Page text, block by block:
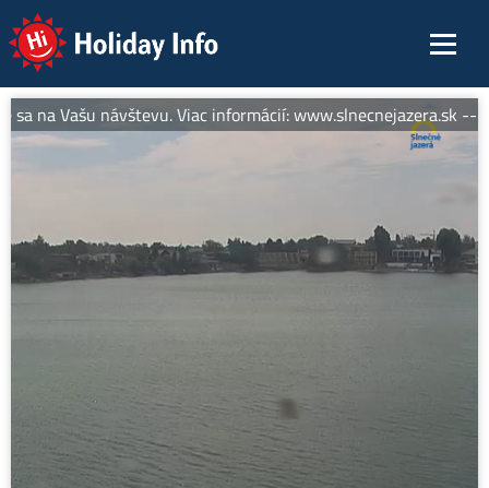
Holiday Info
na Vašu návštevu. Viac informácií: www.slnecnejazera.sk --